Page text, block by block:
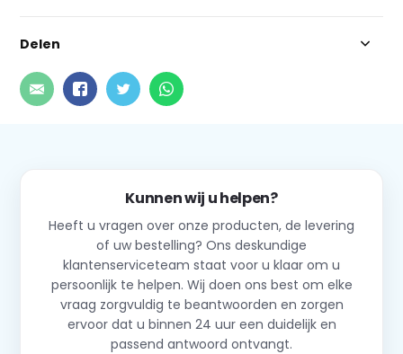
Delen
Kunnen wij u helpen?
Heeft u vragen over onze producten, de levering
of uw bestelling? Ons deskundige
klantenserviceteam staat voor u klaar om u
persoonlijk te helpen. Wij doen ons best om elke
vraag zorgvuldig te beantwoorden en zorgen
ervoor dat u binnen 24 uur een duidelijk en
passend antwoord ontvangt.